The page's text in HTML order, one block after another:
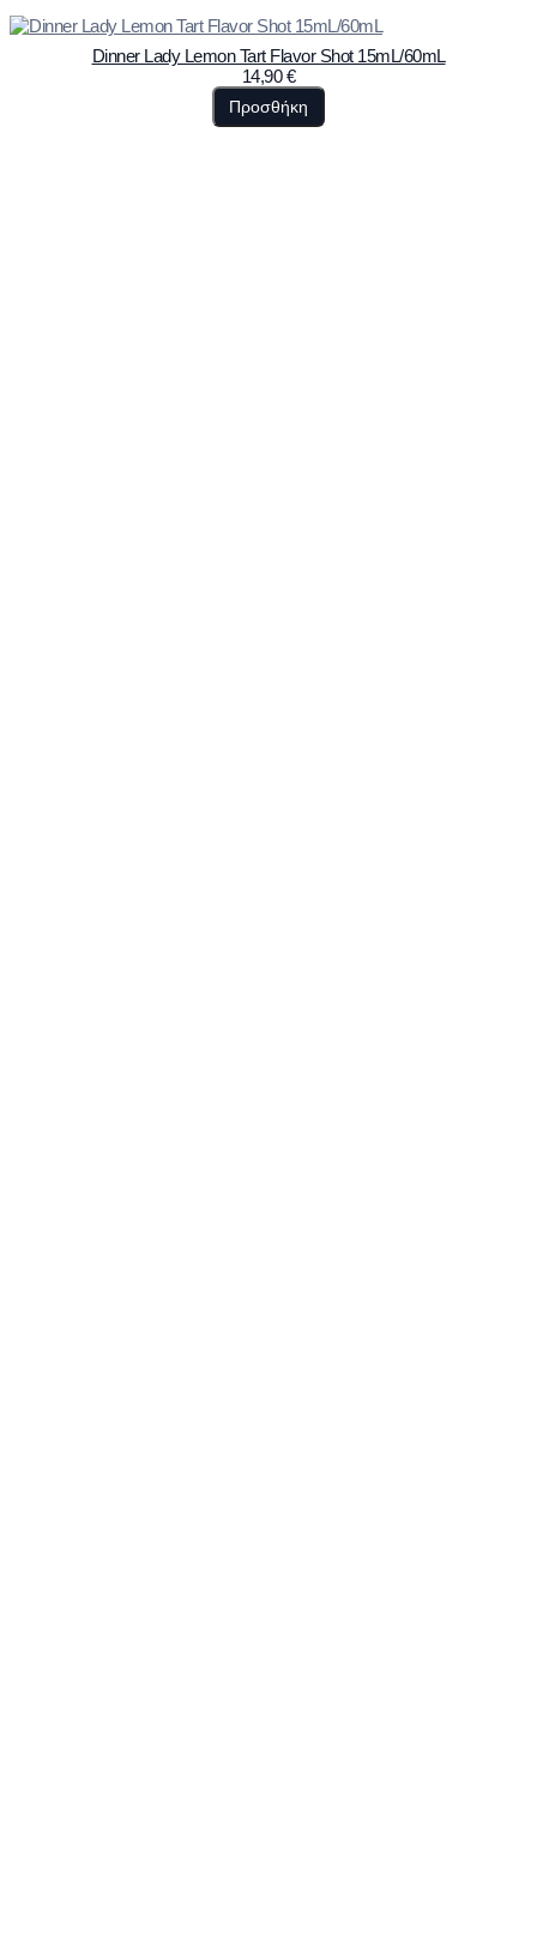
Dinner Lady Lemon Tart Flavor Shot 15mL/60mL
14,90€
Προσθήκη